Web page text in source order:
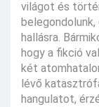
világot és
hallásra.
hogy a fikció
két
lévő
hangulatot,